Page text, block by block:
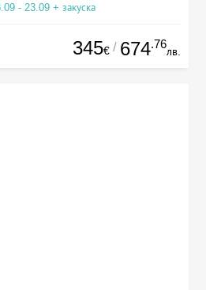
- 23.09 + закуска
345€ / 674.76
лв.